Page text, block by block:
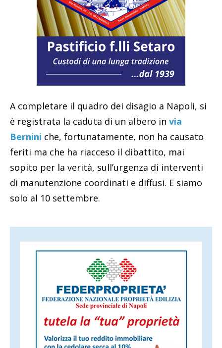
A completare il quadro dei disagio a Napoli, si
è registrata la caduta di un albero in via
Bernini che, fortunatamente, non ha causato
feriti ma che ha riacceso il dibattito, mai
sopito per la verità, sull’urgenza di interventi
di manutenzione coordinati e diffusi. E siamo
solo al 10 settembre.